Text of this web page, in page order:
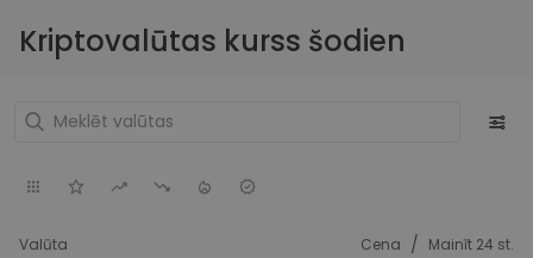
Kriptovalūtas kurss šodien
Valūta Cena / Mainīt 24 st.